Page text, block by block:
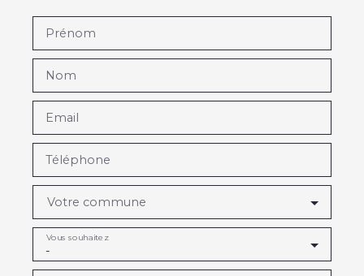
Prénom
Nom
Email
Téléphone
Votre commune
-
Vous souhaitez